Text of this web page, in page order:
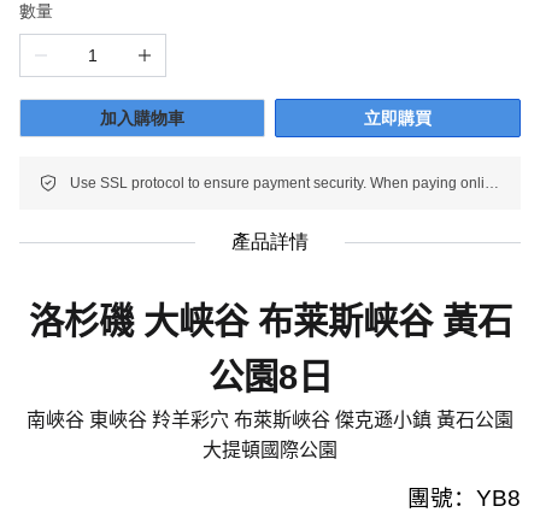
數量
加入購物車 立即購買
Use SSL protocol to ensure payment security. When paying online, your payment information is protected.
產品詳情
洛杉磯 大峡谷 布莱斯峡谷 黃石
公園8日
南峽谷 東峽谷 羚羊彩穴 布萊斯峽谷 傑克遜小鎮 黃石公園
大提頓國際公園
團號： YB8